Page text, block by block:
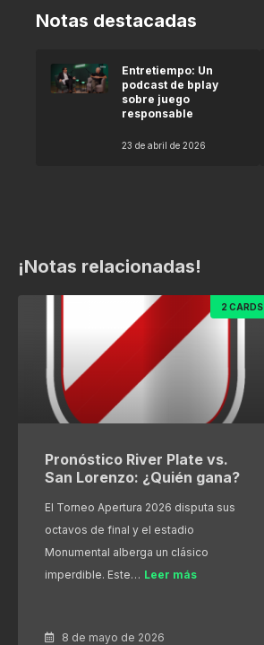
Notas destacadas
Entretiempo: Un
podcast de bplay
sobre juego
responsable
23 de abril de 2026
¡Notas relacionadas!
2 CARDS
Pronóstico River Plate vs.
San Lorenzo: ¿Quién gana?
El Torneo Apertura 2026 disputa sus
octavos de final y el estadio
Monumental alberga un clásico
imperdible. Este… Leer más
8 de mayo de 2026